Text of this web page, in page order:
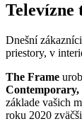
Dnešní
priestory, v
The Frame
Contemporary,
základe vašich
roku 2020